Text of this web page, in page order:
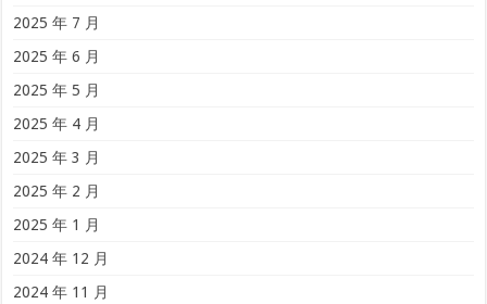
2025 年 7 月
2025 年 6 月
2025 年 5 月
2025 年 4 月
2025 年 3 月
2025 年 2 月
2025 年 1 月
2024 年 12 月
2024 年 11 月